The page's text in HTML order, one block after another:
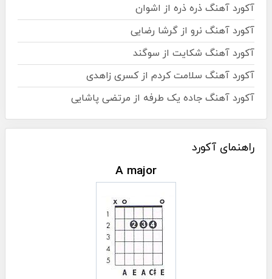
آکورد آهنگ ذره ذره از اشوان
آکورد آهنگ نرو از گرشا رضایی
آکورد آهنگ شکایت از سوگند
آکورد آهنگ سلامت کردم از کسری زاهدی
آکورد آهنگ جاده یک طرفه از مرتضی پاشایی
راهنمای آکورد
A major